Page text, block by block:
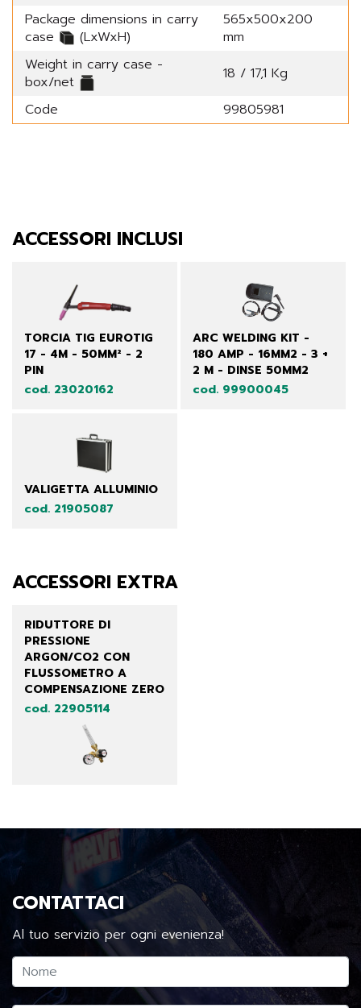
Package dimensions in carry
case
(LxWxH)
565x500x200
mm
Weight in carry case -
box/net
18 / 17,1 Kg
Code
99805981
ACCESSORI INCLUSI
TORCIA TIG EUROTIG
17 - 4M - 50MM² - 2
PIN
cod. 23020162
ARC WELDING KIT -
180 AMP - 16MM2 - 3 +
2 M - DINSE 50MM2
cod. 99900045
VALIGETTA ALLUMINIO
cod. 21905087
ACCESSORI EXTRA
RIDUTTORE DI
PRESSIONE
ARGON/CO2 CON
FLUSSOMETRO A
COMPENSAZIONE ZERO
cod. 22905114
CONTATTACI
Al tuo servizio per ogni evenienza!